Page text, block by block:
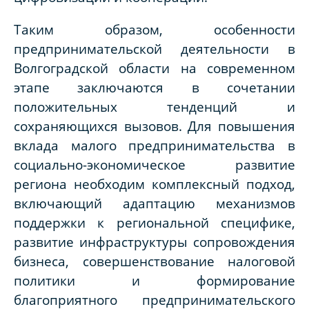
Таким образом, особенности
предпринимательской деятельности в
Волгоградской области на современном
этапе заключаются в сочетании
положительных тенденций и
сохраняющихся вызовов. Для повышения
вклада малого предпринимательства в
социально-экономическое развитие
региона необходим комплексный подход,
включающий адаптацию механизмов
поддержки к региональной специфике,
развитие инфраструктуры сопровождения
бизнеса, совершенствование налоговой
политики и формирование
благоприятного предпринимательского